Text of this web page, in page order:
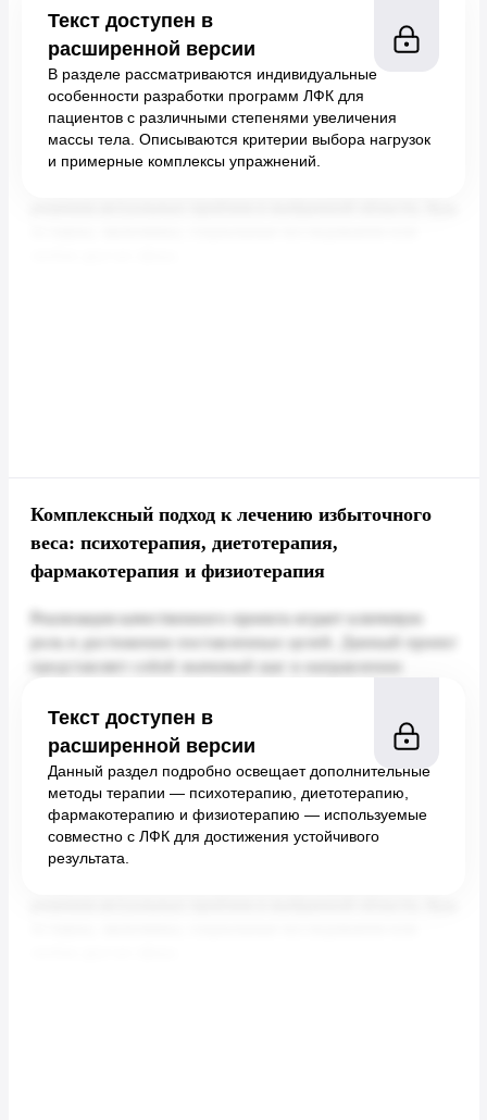
Текст доступен в
расширенной версии
В разделе рассматриваются индивидуальные
особенности разработки программ ЛФК для
пациентов с различными степенями увеличения
массы тела. Описываются критерии выбора нагрузок
и примерные комплексы упражнений.
Комплексный подход к лечению избыточного
веса: психотерапия, диетотерапия,
фармакотерапия и физиотерапия
Текст доступен в
расширенной версии
Данный раздел подробно освещает дополнительные
методы терапии — психотерапию, диетотерапию,
фармакотерапию и физиотерапию — используемые
совместно с ЛФК для достижения устойчивого
результата.